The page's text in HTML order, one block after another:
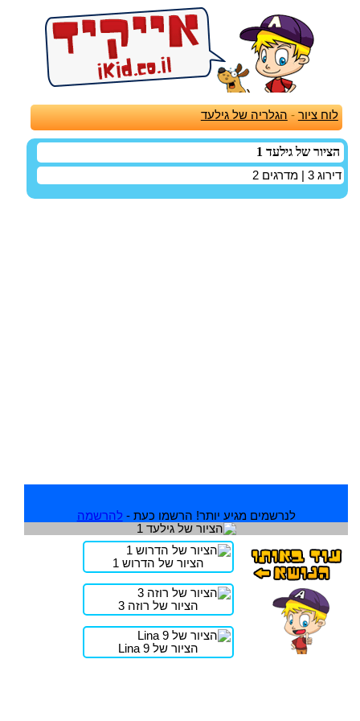
לוח ציור - הגלריה של גילעד
הציור של גילעד 1
דירוג 3 | מדרגים 2
לנרשמים מגיע יותר! הרשמו כעת - להרשמה
הציור של הדרוש 1
הציור של רוזה 3
הציור של Lina 9